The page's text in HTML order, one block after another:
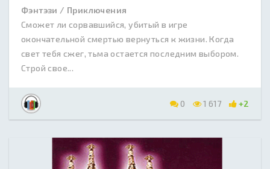
Фэнтэзи / Приключения
Сможет ли сорвавшийся, убитый в игре
окончательной смертью вернуться к жизни. Когда
свет тебя сжег, тьма остается последним выбором.
Строй свое...
0 1 617 +2